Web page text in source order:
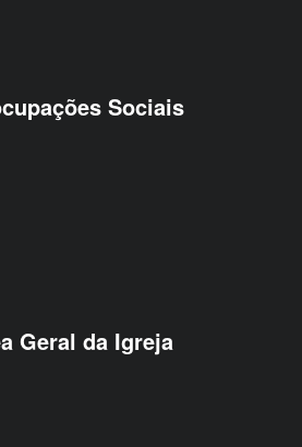
Sociais
Geral da Igreja